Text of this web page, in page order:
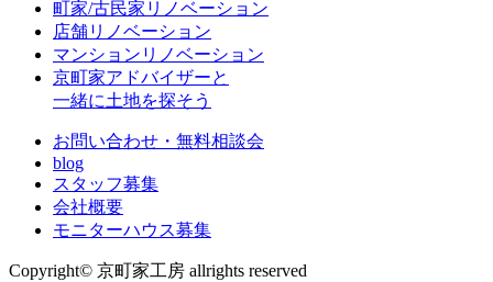
町家/古民家リノベーション
店舗リノベーション
マンションリノベーション
京町家アドバイザーと
一緒に土地を探そう
お問い合わせ・無料相談会
blog
スタッフ募集
会社概要
モニターハウス募集
Copyright© 京町家工房 allrights reserved